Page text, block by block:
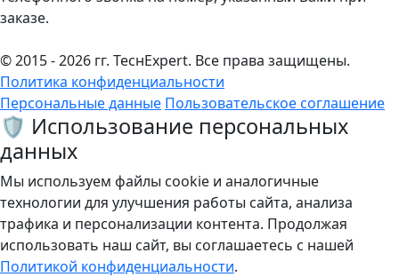
заказе.
© 2015 - 2026 гг. ТеcнExpert. Все права защищены.
Политика конфиденциальности
Персональные данные Пользовательское соглашение
🛡️ Использование персональных
данных
Мы используем файлы cookie и аналогичные
технологии для улучшения работы сайта, анализа
трафика и персонализации контента. Продолжая
использовать наш сайт, вы соглашаетесь с нашей
Политикой конфиденциальности.